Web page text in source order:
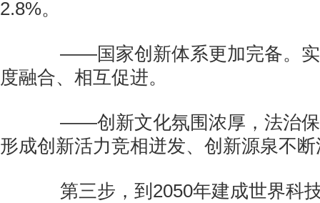
2.8%。
——国家创新体系更加完备。实
度融合、相互促进。
——创新文化氛围浓厚，法治保
形成创新活力竞相迸发、创新源泉不
第三步，到2050年建成世界科